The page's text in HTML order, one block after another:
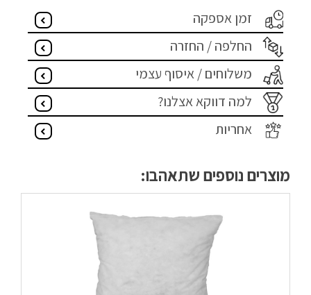
זמן אספקה
החלפה / החזרה
משלוחים / איסוף עצמי
למה דווקא אצלנו?
אחריות
מוצרים נוספים שתאהבו: